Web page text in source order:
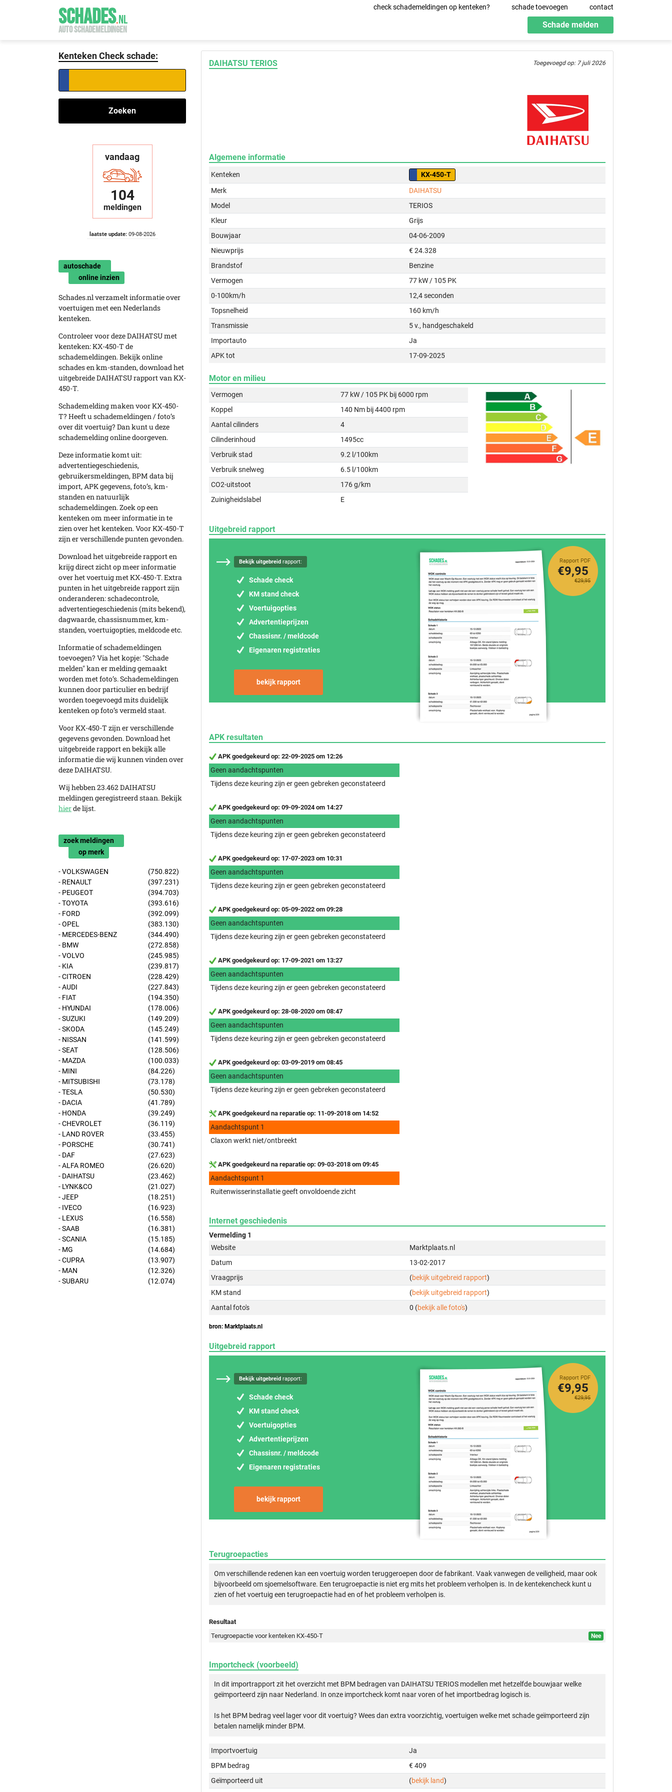
SCHADES.NL
AUTO SCHADEMELDINGEN
check schademeldingen op kenteken? schade toevoegen contact
Schade melden
Kenteken Check schade:
Zoeken
vandaag
104
meldingen
laatste update:09-08-2026
autoschade
online inzien
Schades.nl verzamelt informatie over
voertuigen met een Nederlands
kenteken.
Controleer voor deze DAIHATSU met
kenteken: KX-450-T de
schademeldingen. Bekijk online
schades en km-standen, download het
uitgebreide DAIHATSU rapport van KX-
450-T.
Schademelding maken voor KX-450-
T? Heeft u schademeldingen / foto’s
over dit voertuig? Dan kunt u deze
schademelding online doorgeven.
Deze informatie komt uit:
advertentiegeschiedenis,
gebruikersmeldingen, BPM data bij
import, APK gegevens, foto’s, km-
standen en natuurlijk
schademeldingen. Zoek op een
kenteken om meer informatie in te
zien over het kenteken. Voor KX-450-T
zijn er verschillende punten gevonden.
Download het uitgebreide rapport en
krijg direct zicht op meer informatie
over het voertuig met KX-450-T. Extra
punten in het uitgebreide rapport zijn
onderanderen: schadecontrole,
advertentiegeschiedenis (mits bekend),
dagwaarde, chassisnummer, km-
standen, voertuigopties, meldcode etc.
Informatie of schademeldingen
toevoegen? Via het kopje: "Schade
melden" kan er melding gemaakt
worden met foto’s. Schademeldingen
kunnen door particulier en bedrijf
worden toegevoegd mits duidelijk
kenteken op foto’s vermeld staat.
Voor KX-450-T zijn er verschillende
gegevens gevonden. Download het
uitgebreide rapport en bekijk alle
informatie die wij kunnen vinden over
deze DAIHATSU.
Wij hebben 23.462 DAIHATSU
meldingen geregistreerd staan. Bekijk
hierde lijst.
zoek meldingen
op merk
- VOLKSWAGEN
(750.822)
- RENAULT
(397.231)
- PEUGEOT
(394.703)
- TOYOTA
(393.616)
- FORD
(392.099)
- OPEL
(383.130)
- MERCEDES-BENZ
(344.490)
- BMW
(272.858)
- VOLVO
(245.985)
- KIA
(239.817)
- CITROEN
(228.429)
- AUDI
(227.843)
- FIAT
(194.350)
- HYUNDAI
(178.006)
- SUZUKI
(149.209)
- SKODA
(145.249)
- NISSAN
(141.599)
- SEAT
(128.506)
- MAZDA
(100.033)
- MINI
(84.226)
- MITSUBISHI
(73.178)
- TESLA
(50.530)
- DACIA
(41.789)
- HONDA
(39.249)
- CHEVROLET
(36.119)
- LAND ROVER
(33.455)
- PORSCHE
(30.741)
- DAF
(27.623)
- ALFA ROMEO
(26.620)
- DAIHATSU
(23.462)
- LYNK&CO
(21.027)
- JEEP
(18.251)
- IVECO
(16.923)
- LEXUS
(16.558)
- SAAB
(16.381)
- SCANIA
(15.185)
- MG
(14.684)
- CUPRA
(13.907)
- MAN
(12.326)
- SUBARU
(12.074)
DAIHATSU TERIOS Toegevoegd op: 7 juli 2026
Algemene informatie
Kenteken
KX-450-T
Merk
DAIHATSU
Model
TERIOS
Kleur
Grijs
Bouwjaar
04-06-2009
Nieuwprijs
€ 24.328
Brandstof
Benzine
Vermogen
77 kW / 105 PK
0-100km/h
12,4 seconden
Topsnelheid
160 km/h
Transmissie
5 v., handgeschakeld
Importauto
Ja
APK tot
17-09-2025
Motor en milieu
Vermogen
77 kW / 105 PK bij 6000 rpm
Koppel
140 Nm bij 4400 rpm
Aantal cilinders
4
Cilinderinhoud
1495cc
Verbruik stad
9.2 l/100km
Verbruik snelweg
6.5 l/100km
CO2-uitstoot
176 g/km
Zuinigheidslabel
E
Uitgebreid rapport
Bekijk uitgebreid rapport:
Schade check
KM stand check
Voertuigopties
Advertentieprijzen
Chassisnr. / meldcode
Eigenaren registraties
bekijk rapport
Rapport PDF
€29,95
€9,95
APK resultaten
APK goedgekeurd op: 22-09-2025 om 12:26
Geen aandachtspunten
Tijdens deze keuring zijn er geen gebreken geconstateerd
APK goedgekeurd op: 09-09-2024 om 14:27
Geen aandachtspunten
Tijdens deze keuring zijn er geen gebreken geconstateerd
APK goedgekeurd op: 17-07-2023 om 10:31
Geen aandachtspunten
Tijdens deze keuring zijn er geen gebreken geconstateerd
APK goedgekeurd op: 05-09-2022 om 09:28
Geen aandachtspunten
Tijdens deze keuring zijn er geen gebreken geconstateerd
APK goedgekeurd op: 17-09-2021 om 13:27
Geen aandachtspunten
Tijdens deze keuring zijn er geen gebreken geconstateerd
APK goedgekeurd op: 28-08-2020 om 08:47
Geen aandachtspunten
Tijdens deze keuring zijn er geen gebreken geconstateerd
APK goedgekeurd op: 03-09-2019 om 08:45
Geen aandachtspunten
Tijdens deze keuring zijn er geen gebreken geconstateerd
APK goedgekeurd na reparatie op: 11-09-2018 om 14:52
Aandachtspunt 1
Claxon werkt niet/ontbreekt
APK goedgekeurd na reparatie op: 09-03-2018 om 09:45
Aandachtspunt 1
Ruitenwisserinstallatie geeft onvoldoende zicht
Internet geschiedenis
Vermelding 1
Website
Marktplaats.nl
Datum
13-02-2017
Vraagprijs
(bekijk uitgebreid rapport)
KM stand
(bekijk uitgebreid rapport)
Aantal foto's
0 (bekijk alle foto's)
bron: Marktplaats.nl
Uitgebreid rapport
Bekijk uitgebreid rapport:
Schade check
KM stand check
Voertuigopties
Advertentieprijzen
Chassisnr. / meldcode
Eigenaren registraties
bekijk rapport
Rapport PDF
€29,95
€9,95
Terugroepacties
Om verschillende redenen kan een voertuig worden teruggeroepen door de fabrikant. Vaak vanwegen de veiligheid, maar ook
bijvoorbeeld om sjoemelsoftware. Een terugroepactie is niet erg mits het probleem verholpen is. In de kentekencheck kunt u
zien of het voertuig een terugroepactie had en of het probleem verholpen is.
Resultaat
Terugroepactie voor kenteken KX-450-T
Nee
Importcheck (voorbeeld)
In dit importrapport zit het overzicht met BPM bedragen van DAIHATSU TERIOS modellen met hetzelfde bouwjaar welke
geïmporteerd zijn naar Nederland. In onze importcheck komt naar voren of het importbedrag logisch is.
Is het BPM bedrag veel lager voor dit voertuig? Wees dan extra voorzichtig, voertuigen welke met schade geïmporteerd zijn
betalen namelijk minder BPM.
Importvoertuig
Ja
BPM bedrag
€ 409
Geïmporteerd uit
(bekijk land)